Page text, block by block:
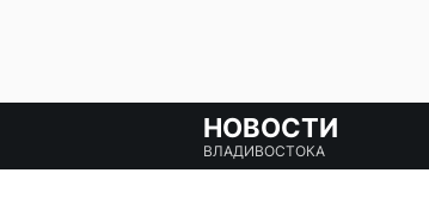
НОВОСТИ
ВЛАДИВОСТОКА